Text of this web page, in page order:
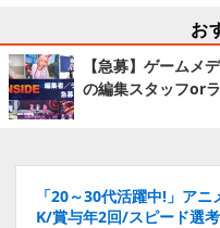
お
【急募】ゲームメ
の編集スタッフor
「20～30代活躍中!」ア
K/賞与年2回/スピード選考